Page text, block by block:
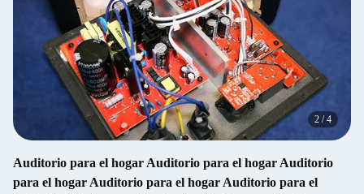
2 /4
Auditorio para el hogar Auditorio para el hogar Auditorio
para el hogar Auditorio para el hogar Auditorio para el